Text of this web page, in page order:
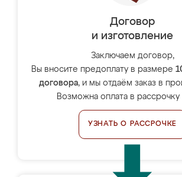
Договор
и изготовление
Заключаем договор,
Вы вносите предоплату в размере
договора, и мы отдаём заказ в
Возможна оплата в рассрочку
УЗНАТЬ О РАССРОЧКЕ